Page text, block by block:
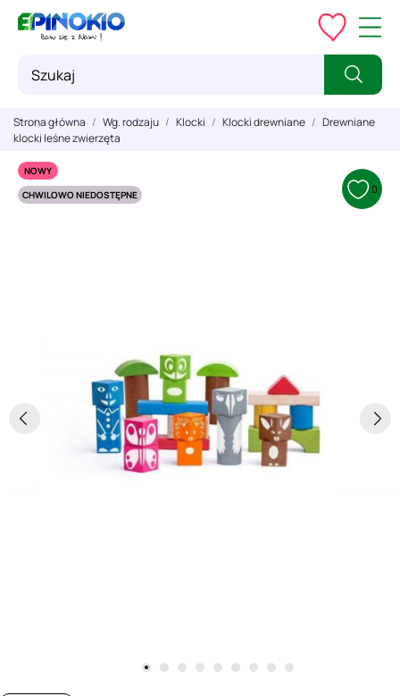
Strona główna Wg. rodzaju Klocki Klocki drewniane
Drewniane
klocki leśne zwierzęta
NOWY
CHWILOWO NIEDOSTĘPNE
0